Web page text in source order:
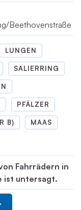
Beethovenstraße
LUNGEN
SALIERRING
PFÄLZER
B) MAAS
Fahrrädern in
ist untersagt.